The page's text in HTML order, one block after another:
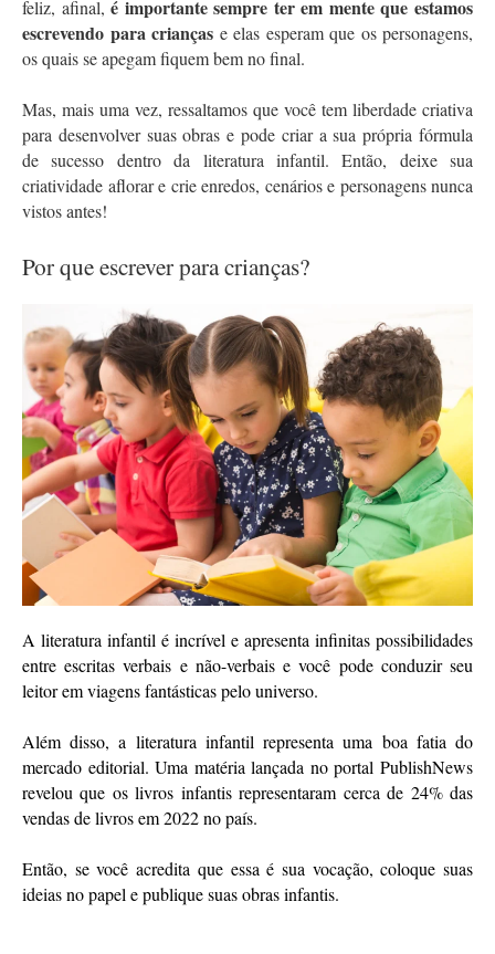
feliz, afinal, é importante sempre ter em mente que estamos
escrevendo para crianças e elas esperam que os personagens,
os quais se apegam fiquem bem no final.
Mas, mais uma vez, ressaltamos que você tem liberdade criativa
para desenvolver suas obras e pode criar a sua própria fórmula
de sucesso dentro da literatura infantil. Então, deixe sua
criatividade aflorar e crie enredos, cenários e personagens nunca
vistos antes!
Por que escrever para crianças?
A literatura infantil é incrível e apresenta infinitas possibilidades
entre escritas verbais e não-verbais e você pode conduzir seu
leitor em viagens fantásticas pelo universo.
Além disso, a literatura infantil representa uma boa fatia do
mercado editorial. Uma matéria lançada no portal PublishNews
revelou que os livros infantis representaram cerca de 24% das
vendas de livros em 2022 no país.
Então, se você acredita que essa é sua vocação, coloque suas
ideias no papel e publique suas obras infantis.